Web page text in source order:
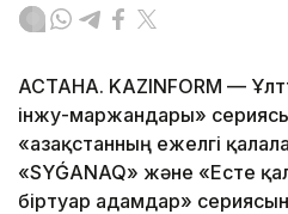
АСТАНА. KAZINFORM —
інжу-маржандары»
«Қазақстанның ежелгі
«SYǴANAQ» және «Есте
біртуар адамдар»